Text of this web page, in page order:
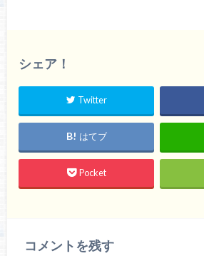
シェア！
Twitter
はてブ
Pocket
コメントを残す